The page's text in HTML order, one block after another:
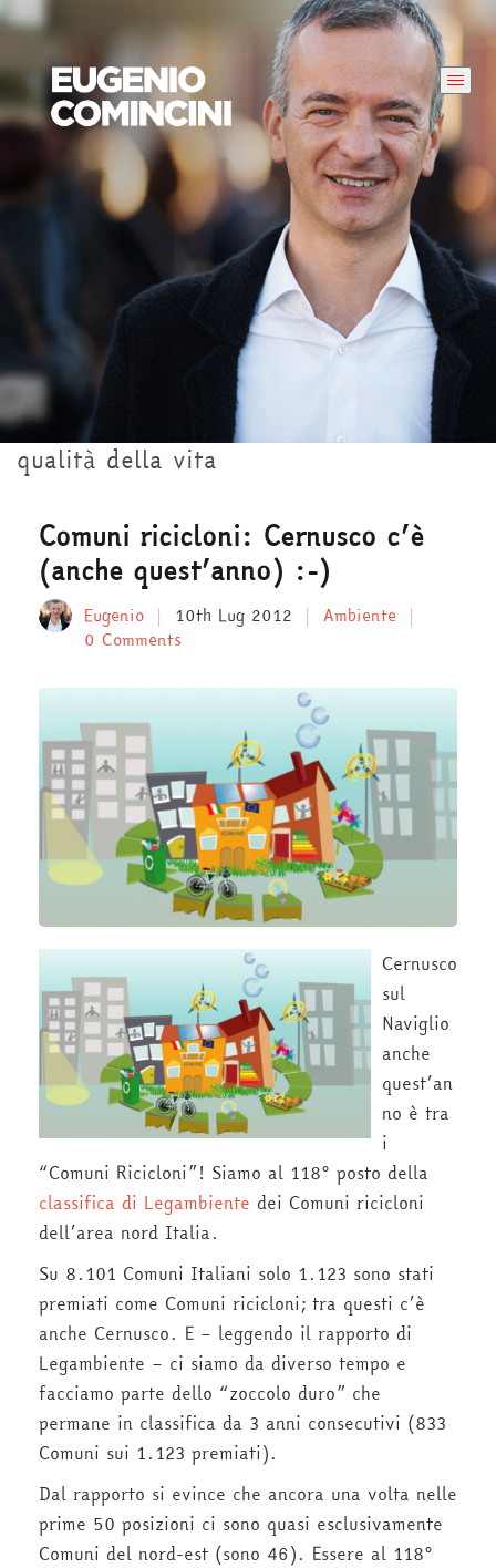
qualità della vita
Comuni ricicloni: Cernusco c’è
(anche quest’anno) :-)
Eugenio 10th Lug 2012
Ambiente
0 Comments
Cernusco
sul
Naviglio
anche
quest’an
no è tra
i
“Comuni Ricicloni”! Siamo al 118° posto della
classifica di Legambiente dei Comuni ricicloni
dell’area nord Italia.
Su 8.101 Comuni Italiani solo 1.123 sono stati
premiati come Comuni ricicloni; tra questi c’è
anche Cernusco. E – leggendo il rapporto di
Legambiente – ci siamo da diverso tempo e
facciamo parte dello “zoccolo duro” che
permane in classifica da 3 anni consecutivi (833
Comuni sui 1.123 premiati).
Dal rapporto si evince che ancora una volta nelle
prime 50 posizioni ci sono quasi esclusivamente
Comuni del nord-est (sono 46). Essere al 118°